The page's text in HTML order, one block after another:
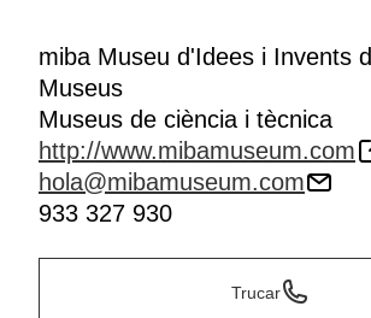
miba Museu d'Idees i Invents
Museus
Museus de ciència i tècnica
http://www.mibamuseum.com
hola@mibamuseum.com
933 327 930
Trucar